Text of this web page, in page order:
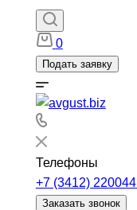
0
Подать заявку
Телефоны
+7 (3412) 220044
Заказать звонок